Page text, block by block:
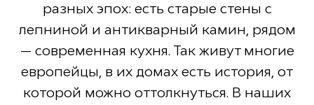
разных эпох: есть старые стены с
лепниной и антикварный камин, рядом
— современная кухня. Так живут многие
европейцы, в их домах есть история, от
которой можно оттолкнуться. В наших